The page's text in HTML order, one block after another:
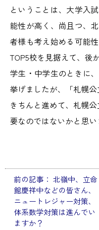
ということは、大学入
能性が高く、尚且つ、
者様も考え始める可能
TOP5校を見据えて、後
学生・中学生のときに
挙げましたが、「札幌
きちんと進めて、札幌
要なのではないかと思い
投
稿
前の記事： 北嶺中、立命
館慶祥中などの皆さん、
ニュートレジャー対策、
体系数学対策は進んでい
ますか？